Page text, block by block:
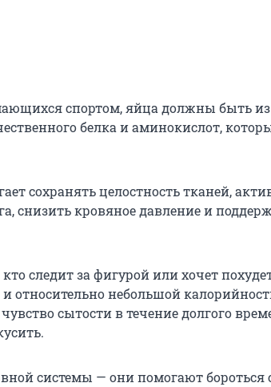
спортом, яйца должны быть
белка и аминокислот,
сохранять целостность тканей,
снизить кровяное давление и
следит за фигурой или хочет
относительно небольшой
сытости в течение долгого
системы — они помогают бороться